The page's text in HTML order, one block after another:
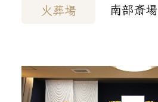
火葬場 南部斎場